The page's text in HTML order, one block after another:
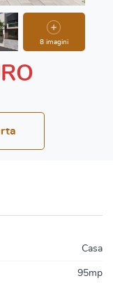
8 imagini
Casa
95mp